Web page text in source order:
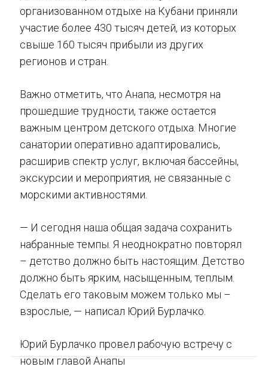
организованном отдыхе на Кубани приняли
участие более 430 тысяч детей, из которых
свыше 160 тысяч прибыли из других
регионов и стран.
Важно отметить, что Анапа, несмотря на
прошедшие трудности, также остается
важным центром детского отдыха. Многие
санатории оперативно адаптировались,
расширив спектр услуг, включая бассейны,
экскурсии и мероприятия, не связанные с
морскими активностями.
— И сегодня наша общая задача сохранить
набранные темпы. Я неоднократно повторял
– детство должно быть настоящим. Детство
должно быть ярким, насыщенным, теплым.
Сделать его таковым можем только мы –
взрослые, — написал Юрий Бурлачко.
Юрий Бурлачко провел рабочую встречу с
новым главой Анапы